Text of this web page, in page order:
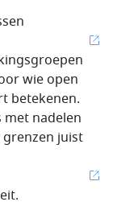
wie open
betekenen.
nadelen
juist